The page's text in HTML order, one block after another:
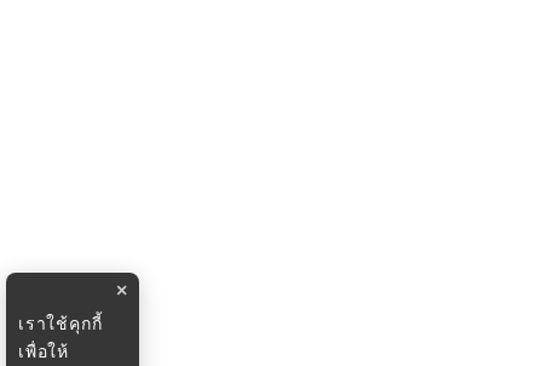
×
เราใช้คุกกี้
เพื่อให้